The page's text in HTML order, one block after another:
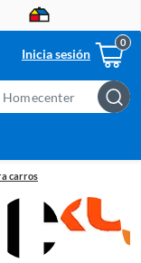
Inicia sesión
Search
Bar
carros